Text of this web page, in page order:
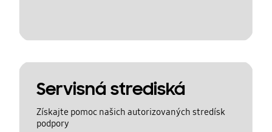
Servisná strediská
Získajte pomoc našich autorizovaných stredísk
podpory